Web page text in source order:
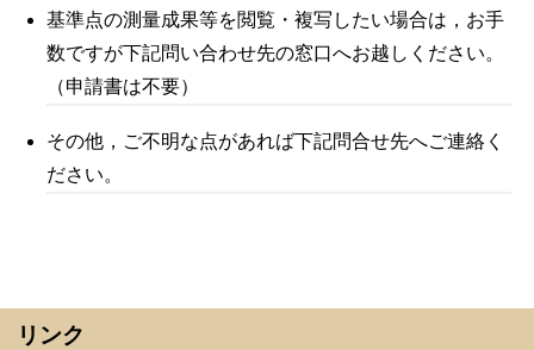
基準点の測量成果等を閲覧・複写したい場合は，お手
数ですが下記問い合わせ先の窓口へお越しください。
（申請書は不要）
その他，ご不明な点があれば下記問合せ先へご連絡く
ださい。
リンク